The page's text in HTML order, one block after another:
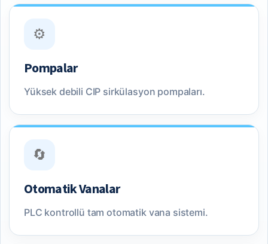
⚙️
Pompalar
Yüksek debili CIP sirkülasyon pompaları.
🔄
Otomatik Vanalar
PLC kontrollü tam otomatik vana sistemi.